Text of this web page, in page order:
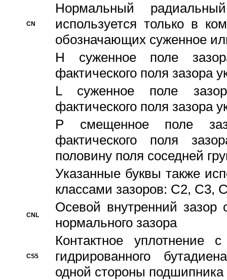
CN
Hормальный
используется только в
обозначающих суженное
H суженное поле
фактического поля зазора
L суженное поле
фактического поля зазора
P смещенное поле
фактического поля
половину поля соседней
Указанные буквы также
классами зазоров: С2,
CNL
Осевой внутренний зазор
нормального зазора
CS5
Контактное уплотнение
гидрированного
одной стороны подшипника